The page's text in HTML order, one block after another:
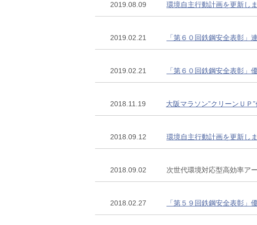
2019.08.09 環境自主行動計画を更新し
2019.02.21 「第６０回鉄鋼安全表彰」
2019.02.21 「第６０回鉄鋼安全表彰」
2018.11.19 大阪マラソン”クリーンＵＰ
2018.09.12 環境自主行動計画を更新し
2018.09.02 次世代環境対応型高効率ア
2018.02.27 「第５９回鉄鋼安全表彰」